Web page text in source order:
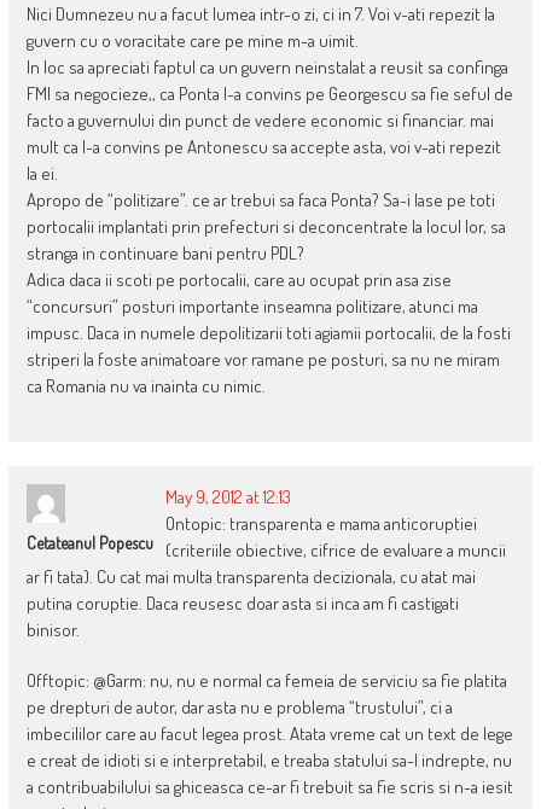
Nici Dumnezeu nu a facut lumea intr-o zi, ci in 7. Voi v-ati repezit la
guvern cu o voracitate care pe mine m-a uimit.
In loc sa apreciati faptul ca un guvern neinstalat a reusit sa confinga
FMI sa negocieze,, ca Ponta l-a convins pe Georgescu sa fie seful de
facto a guvernului din punct de vedere economic si financiar. mai
mult ca l-a convins pe Antonescu sa accepte asta, voi v-ati repezit
la ei.
Apropo de “politizare”. ce ar trebui sa faca Ponta? Sa-i lase pe toti
portocalii implantati prin prefecturi si deconcentrate la locul lor, sa
stranga in continuare bani pentru PDL?
Adica daca ii scoti pe portocalii, care au ocupat prin asa zise
“concursuri” posturi importante inseamna politizare, atunci ma
impusc. Daca in numele depolitizarii toti agiamii portocalii, de la fosti
striperi la foste animatoare vor ramane pe posturi, sa nu ne miram
ca Romania nu va inainta cu nimic.
Cetateanul Popescu
May 9, 2012 at 12:13
Ontopic: transparenta e mama anticoruptiei
(criteriile obiective, cifrice de evaluare a muncii
ar fi tata). Cu cat mai multa transparenta decizionala, cu atat mai
putina coruptie. Daca reusesc doar asta si inca am fi castigati
binisor.
Offtopic: @Garm: nu, nu e normal ca femeia de serviciu sa fie platita
pe drepturi de autor, dar asta nu e problema “trustului”, ci a
imbecililor care au facut legea prost. Atata vreme cat un text de lege
e creat de idioti si e interpretabil, e treaba statului sa-l indrepte, nu
a contribuabilului sa ghiceasca ce-ar fi trebuit sa fie scris si n-a iesit